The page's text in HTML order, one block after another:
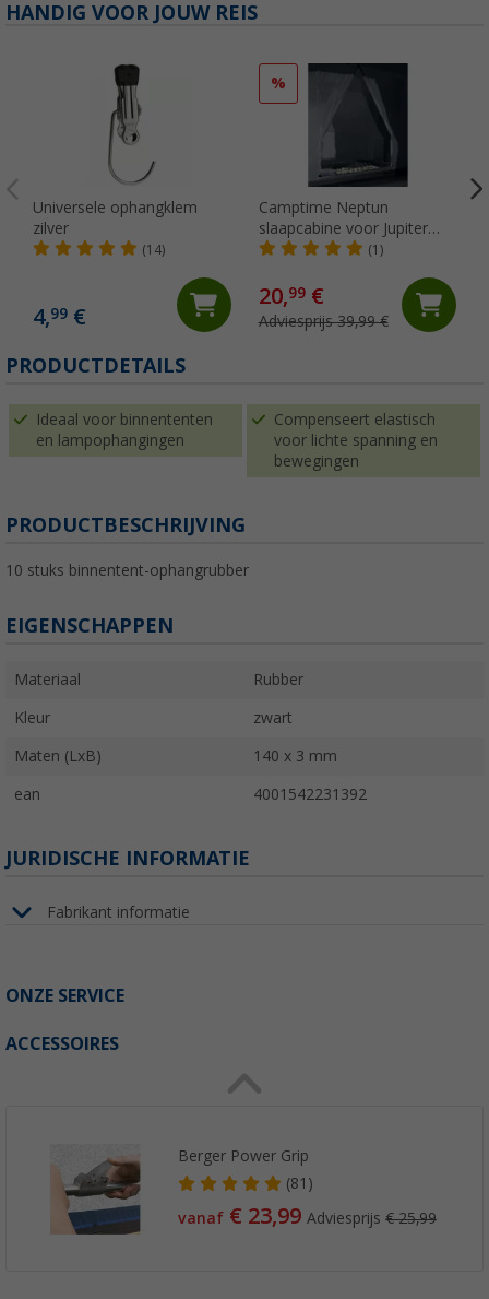
HANDIG VOOR JOUW REIS
Universele ophangklem
zilver
(14)
4,99 €
%
Camptime Neptun
slaapcabine voor Jupiter
busluifel
(1)
20,99€
Adviesprijs 39,99 €
PRODUCTDETAILS
Ideaal voor binnententen
en lampophangingen
Compenseert elastisch
voor lichte spanning en
bewegingen
PRODUCTBESCHRIJVING
10 stuks binnentent-ophangrubber
EIGENSCHAPPEN
Materiaal Rubber
Kleur zwart
Maten (LxB) 140 x 3 mm
ean 4001542231392
JURIDISCHE INFORMATIE
Fabrikant informatie
ONZE SERVICE
ACCESSOIRES
Berger Power Grip
(81)
vanaf € 23,99Adviesprijs€ 25,99